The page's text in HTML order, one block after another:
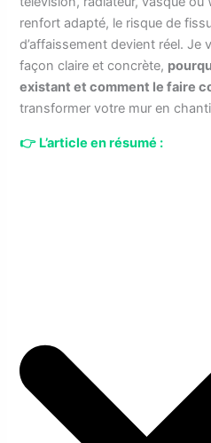
renfort adapté, le risque de
d’affaissement devient réel. Je
façon claire et concrète,
existant et comment le faire
transformer votre mur en
👉 L’article en résumé :